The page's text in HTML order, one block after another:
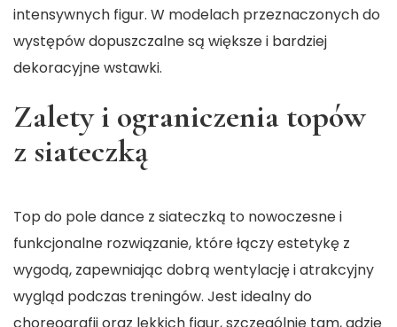
intensywnych figur. W modelach przeznaczonych do
występów dopuszczalne są większe i bardziej
dekoracyjne wstawki.
Zalety i ograniczenia topów
z siateczką
Top do pole dance z siateczką to nowoczesne i
funkcjonalne rozwiązanie, które łączy estetykę z
wygodą, zapewniając dobrą wentylację i atrakcyjny
wygląd podczas treningów. Jest idealny do